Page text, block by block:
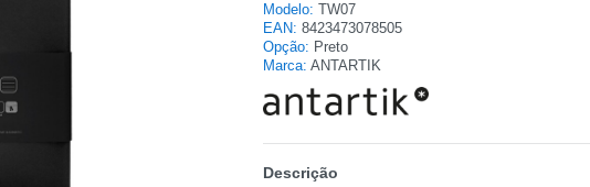
Modelo: TW07
EAN: 8423473078505
Opção: Preto
Marca: ANTARTIK
Descrição